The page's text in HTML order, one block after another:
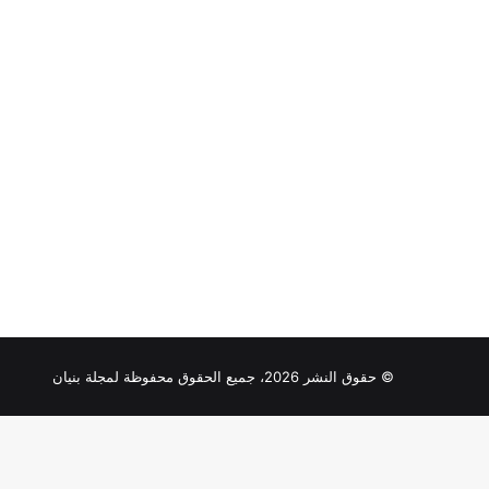
© حقوق النشر 2026، جميع الحقوق محفوظة لمجلة بنيان